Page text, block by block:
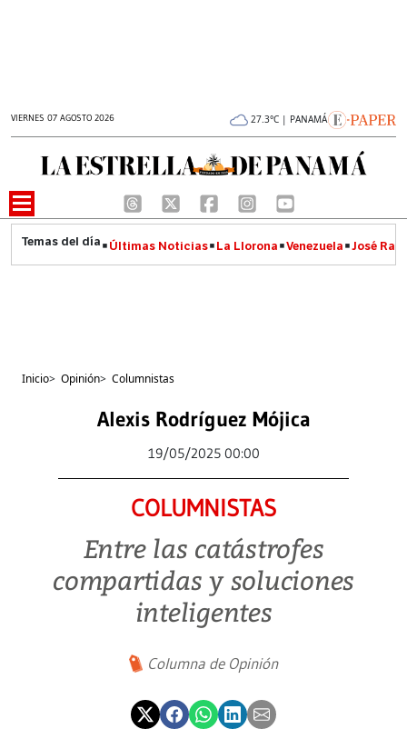
VIERNES 07 AGOSTO 2026 27.3°C | PANAMÁ
Últimas Noticias La Llorona Venezuela José
Inicio> Opinión> Columnistas
Alexis Rodríguez Mójica
19/05/2025 00:00
COLUMNISTAS
Entre las catástrofes
compartidas y soluciones
inteligentes
Columna de Opinión